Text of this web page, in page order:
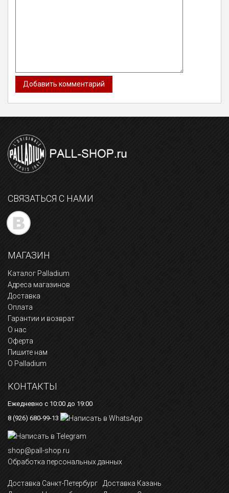
СВЯЗАТЬСЯ С НАМИ
МАГАЗИН
Каталог Palladium
Адреса магазинов
Доставка
Оплата
Гарантии и возврат
О нас
Оферта
Пишите нам
О Palladium
КОНТАКТЫ
Ежедневно с 10:00 до 19:00
8 (926) 680-99-13
shop@pall-shop.ru
Обработка персональных данных
Доставка Санкт-Петербург
Доставка Казань